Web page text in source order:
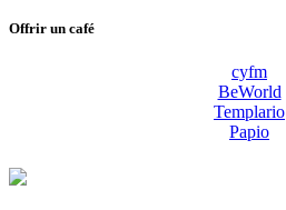
Offrir un café
cyfm
BeWorld
Templario
Papio